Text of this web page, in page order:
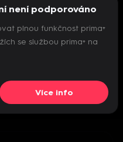
přehrávač
není podporováno
plnou funkčnost prima+
se službou prima+ na
Více info